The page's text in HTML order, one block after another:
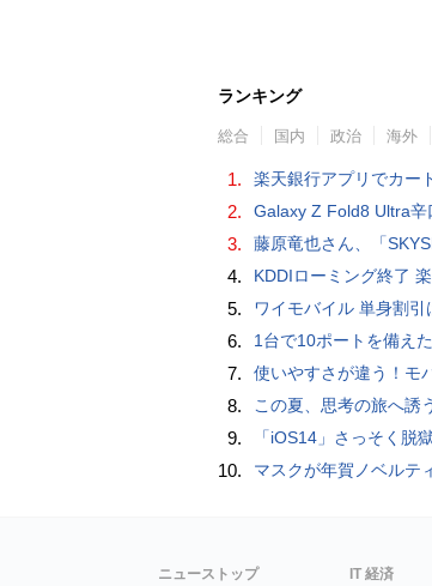
ランキング
総合 国内 政治 海外
1. 楽天銀行アプリでカー
2. Galaxy Z Fold8 Ultra辛
3. 藤原竜也さん、「SKYSEA Client View」新CMで「AI労務改善」をアピール
4. KDDIローミング終了
5. ワイモバイル 単身割引
6. 1台で10ポートを備えたクランプ固定式電源タップ「Anker Nano
7. 使いやすさが違う！モバイルWi-Fiと
8. この夏、思考の旅へ誘う──編集部おすす
9. 「iOS14」さっそく脱
10. マスクが年賀ノベルティに変身！ お正月
ニューストップ IT 経済